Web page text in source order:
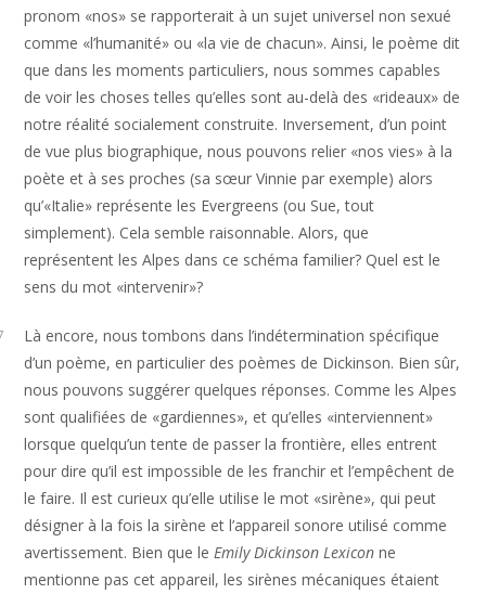
pronom «nos» se rapporterait à un sujet universel non sexué
comme «l’humanité» ou «la vie de chacun». Ainsi, le poème dit
que dans les moments particuliers, nous sommes capables
de voir les choses telles qu’elles sont au-delà des «rideaux» de
notre réalité socialement construite. Inversement, d’un point
de vue plus biographique, nous pouvons relier «nos vies» à la
poète et à ses proches (sa sœur Vinnie par exemple) alors
qu’«Italie» représente les Evergreens (ou Sue, tout
simplement). Cela semble raisonnable. Alors, que
représentent les Alpes dans ce schéma familier? Quel est le
sens du mot «intervenir»?
Là encore, nous tombons dans l’indétermination spécifique
d’un poème, en particulier des poèmes de Dickinson. Bien sûr,
nous pouvons suggérer quelques réponses. Comme les Alpes
sont qualifiées de «gardiennes», et qu’elles «interviennent»
lorsque quelqu’un tente de passer la frontière, elles entrent
pour dire qu’il est impossible de les franchir et l’empêchent de
le faire. Il est curieux qu’elle utilise le mot «sirène», qui peut
désigner à la fois la sirène et l’appareil sonore utilisé comme
avertissement. Bien que leEmily Dickinson Lexicon ne
mentionne pas cet appareil, les sirènes mécaniques étaient